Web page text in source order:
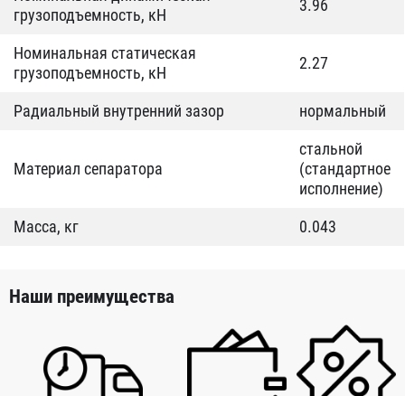
грузоподъемность, кН
3.96
Номинальная статическая
грузоподъемность, кН
2.27
Радиальный внутренний зазор нормальный
Материал сепаратора
стальной
(стандартное
исполнение)
Масса, кг
0.043
Наши преимущества